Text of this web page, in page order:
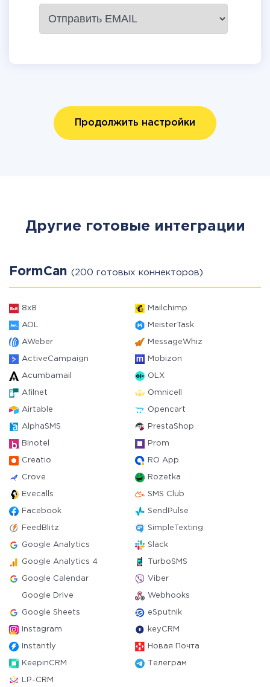
Продолжить настройки
Другие готовые интеграции
FormCan (200 готовых коннекторов)
8x8 Mailchimp
AOL MeisterTask
AWeber MessageWhiz
ActiveCampaign Mobizon
Acumbamail OLX
Afilnet Omnicell
Airtable Opencart
AlphaSMS PrestaShop
Binotel Prom
Creatio RO App
Crove Rozetka
Evecalls SMS Club
Facebook SendPulse
FeedBlitz SimpleTexting
Google Analytics Slack
Google Analytics 4 TurboSMS
Google Calendar Viber
Google Drive Webhooks
Google Sheets eSputnik
Instagram keyCRM
Instantly Новая Почта
KeepinCRM Телеграм
LP-CRM